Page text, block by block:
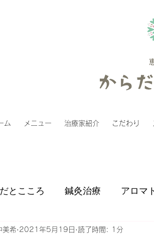
ム メニュー 治療家紹介 こだわり
とこころ 鍼灸治療 アロマ
スクール 季節のケア
美希 2021年5月19日 読了時間: 1分